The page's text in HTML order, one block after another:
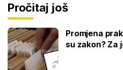
Pročitaj još
Promjena
su zakon? Za